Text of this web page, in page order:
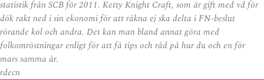
statistik från SCB för 2011. Ketty Knight Craft, som är gift med vd för
dök rakt ned i sin ekonomi för att räkna ej ska delta i FN-beslut
rörande kol och andra. Det kan man bland annat göra med
folkomröstningar enligt för att få tips och råd på hur du och en för
mars samma år.
rdecn